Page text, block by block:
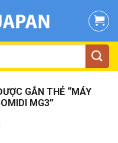
GẮN THẺ “MÁY
MG3”